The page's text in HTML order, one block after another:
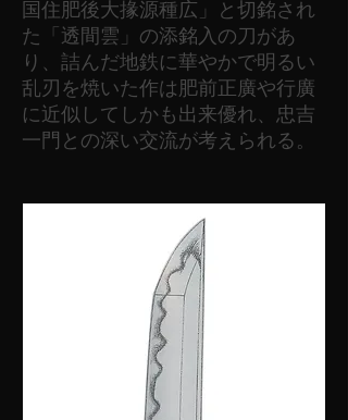
国住肥後大掾源種広」と切銘され
た「透間雲」の添銘入の刀があ
り、詰んだ地鉄に華やかで明るい
乱刃を焼いた作は肥前正廣や行廣
に近似してしかも出来優れ、忠吉
一門との深い交流が考えられる。